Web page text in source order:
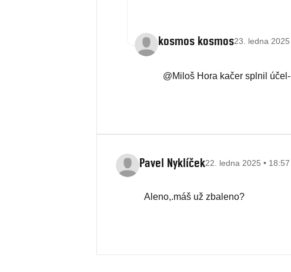
kosmos kosmos23. ledna 2025
@Miloš Hora kačer splnil
Pavel Nyklíček22. ledna 2025 • 18:57
Aleno,.máš už zbaleno?